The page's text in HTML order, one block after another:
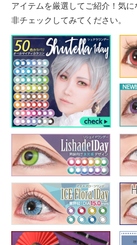
アイテムを厳選してご紹介！気
非チェックしてみてください。